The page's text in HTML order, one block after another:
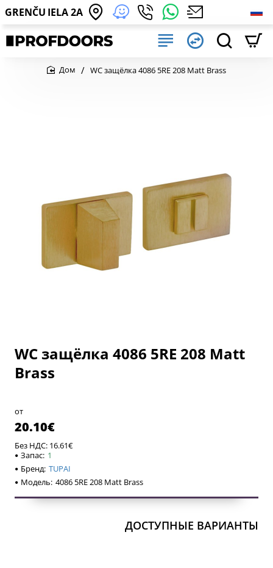
GRENČU IELA 2A
WC защёлка 4086 5RE 208 Matt Brass
WC защёлка 4086 5RE 208 Matt
Brass
от
20.10€
Без НДС: 16.61€
Запас: 1
Бренд: TUPAI
Модель: 4086 5RE 208 Matt Brass
ДОСТУПНЫЕ ВАРИАНТЫ